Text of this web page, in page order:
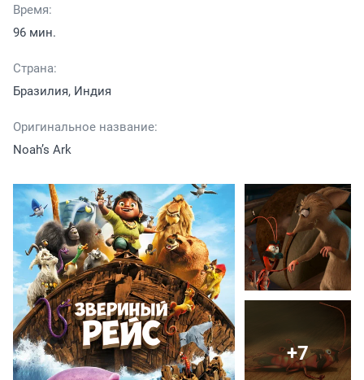
Время:
96 мин.
Страна:
Бразилия, Индия
Оригинальное название:
Noah’s Ark
+7